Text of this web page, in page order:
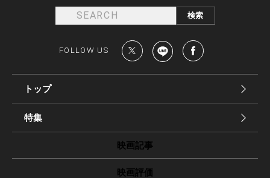
FOLLOW US
トップ
特集
映画記事
映画評価